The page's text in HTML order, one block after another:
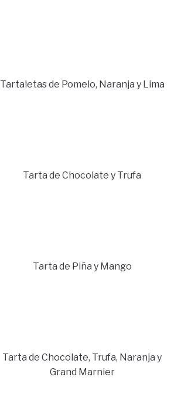
Tartaletas de Pomelo, Naranja y Lima
Tarta de Chocolate y Trufa
Tarta de Piña y Mango
Tarta de Chocolate, Trufa, Naranja y
Grand Marnier